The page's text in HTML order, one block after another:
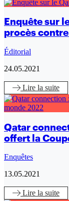
Enquête sur
procès
Éditorial
24.05.2021
Lire la suite
Qatar
offert la
Enquêtes
13.05.2021
Lire la suite